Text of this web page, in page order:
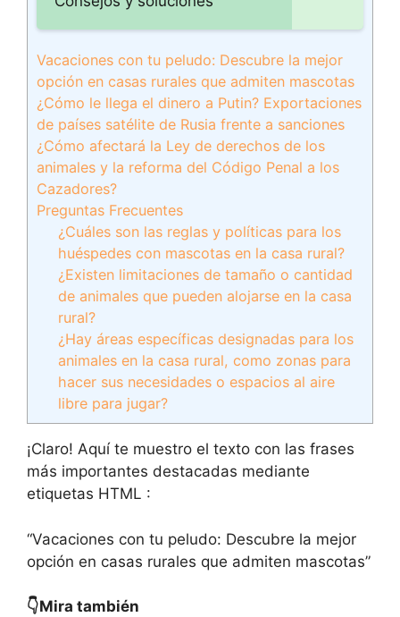
Vacaciones con tu peludo: Descubre la mejor
opción en casas rurales que admiten mascotas
¿Cómo le llega el dinero a Putin? Exportaciones
de países satélite de Rusia frente a sanciones
¿Cómo afectará la Ley de derechos de los
animales y la reforma del Código Penal a los
Cazadores?
Preguntas Frecuentes
¿Cuáles son las reglas y políticas para los
huéspedes con mascotas en la casa rural?
¿Existen limitaciones de tamaño o cantidad
de animales que pueden alojarse en la casa
rural?
¿Hay áreas específicas designadas para los
animales en la casa rural, como zonas para
hacer sus necesidades o espacios al aire
libre para jugar?
¡Claro! Aquí te muestro el texto con las frases
más importantes destacadas mediante
etiquetas HTML :
“Vacaciones con tu peludo: Descubre la mejor
opción en casas rurales que admiten mascotas”
👇Mira también